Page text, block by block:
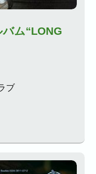
ム“LONG
ブ